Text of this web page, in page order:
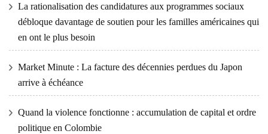
La rationalisation des candidatures aux programmes sociaux
débloque davantage de soutien pour les familles américaines qui
en ont le plus besoin
Market Minute : La facture des décennies perdues du Japon
arrive à échéance
Quand la violence fonctionne : accumulation de capital et ordre
politique en Colombie